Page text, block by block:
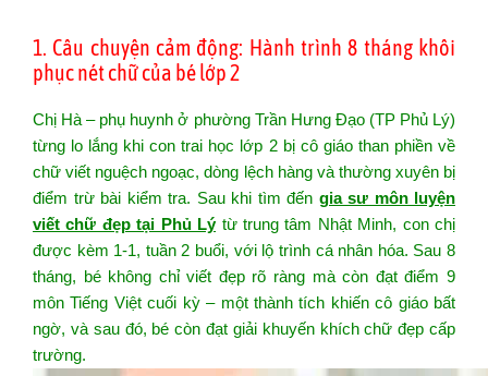
1. Câu chuyện cảm động: Hành trình 8 tháng khôi
phục nét chữ của bé lớp 2
Chị Hà – phụ huynh ở phường Trần Hưng Đạo (TP Phủ Lý)
từng lo lắng khi con trai học lớp 2 bị cô giáo than phiền về
chữ viết nguệch ngoạc, dòng lệch hàng và thường xuyên bị
điểm trừ bài kiểm tra. Sau khi tìm đến gia sư môn luyện
viết chữ đẹp tại Phủ Lýtừ trung tâm Nhật Minh, con chị
được kèm 1-1, tuần 2 buổi, với lộ trình cá nhân hóa. Sau 8
tháng, bé không chỉ viết đẹp rõ ràng mà còn đạt điểm 9
môn Tiếng Việt cuối kỳ – một thành tích khiến cô giáo bất
ngờ, và sau đó, bé còn đạt giải khuyến khích chữ đẹp cấp
trường.